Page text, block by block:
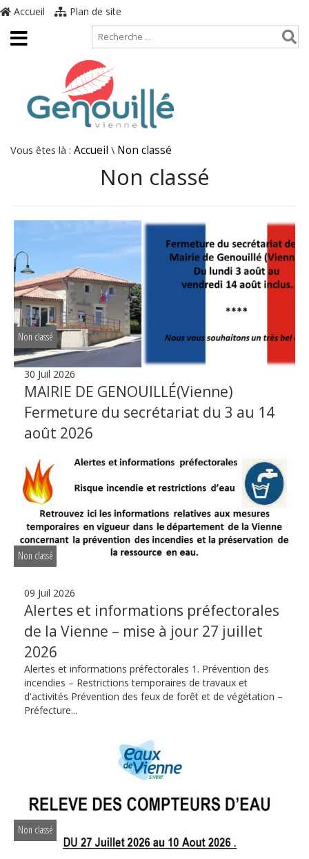
Accueil Plan de site
Vous êtes là : Accueil \ Non classé
Non classé
Non classé
30 Juil 2026
MAIRIE DE GENOUILLÉ(Vienne)
Fermeture du secrétariat du 3 au 14
août 2026
Non classé
09 Juil 2026
Alertes et informations préfectorales
de la Vienne – mise à jour 27 juillet
2026
Alertes et informations préfectorales 1. Prévention des
incendies – Restrictions temporaires de travaux et
d'activités Prévention des feux de forêt et de végétation –
Préfecture...
Non classé